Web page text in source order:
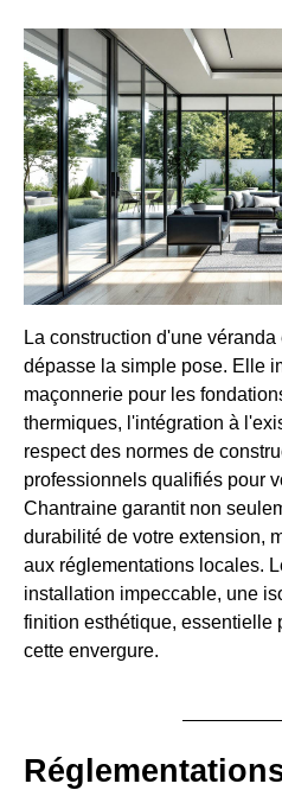
La construction d'une
dépasse la simple pose. Elle
maçonnerie pour les
thermiques, l'intégration à
respect des normes de
professionnels qualifiés pour
Chantraine garantit non
durabilité de votre extension,
aux réglementations locales.
installation impeccable, une
finition esthétique, essentielle
cette envergure.